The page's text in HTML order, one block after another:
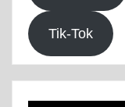
Tik-Tok